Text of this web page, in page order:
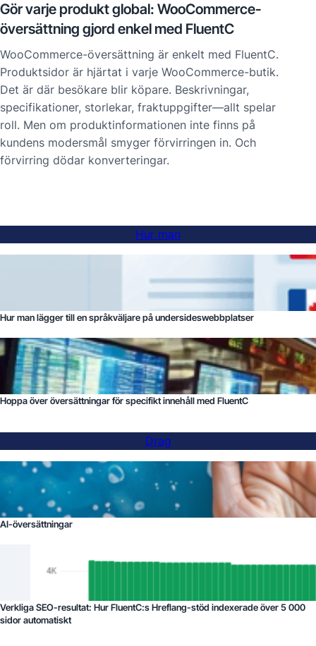
Gör varje produkt global: WooCommerce-
översättning gjord enkel med FluentC
WooCommerce-översättning är enkelt med FluentC.
Produkt­sidor är hjärtat i varje WooCommerce-butik.
Det är där besökare blir köpare. Beskrivningar,
specifikationer, storlekar, fraktuppgifter—allt spelar
roll. Men om produktinformationen inte finns på
kundens modersmål smyger förvirringen in. Och
förvirring dödar konverteringar.
Hur man
Hur man lägger till en språkväljare på undersideswebbplatser
Hoppa över översättningar för specifikt innehåll med FluentC
Drag
AI-översättningar
Verkliga SEO-resultat: Hur FluentC:s Hreflang-stöd indexerade över 5 000
sidor automatiskt